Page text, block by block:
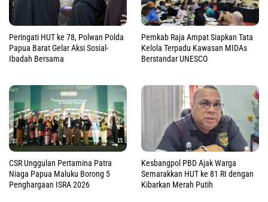
Peringati HUT ke 78, Polwan Polda
Papua Barat Gelar Aksi Sosial-
Ibadah Bersama
Pemkab Raja Ampat Siapkan Tata
Kelola Terpadu Kawasan MIDAs
Berstandar UNESCO
CSR Unggulan Pertamina Patra
Niaga Papua Maluku Borong 5
Penghargaan ISRA 2026
Kesbangpol PBD Ajak Warga
Semarakkan HUT ke 81 RI dengan
Kibarkan Merah Putih